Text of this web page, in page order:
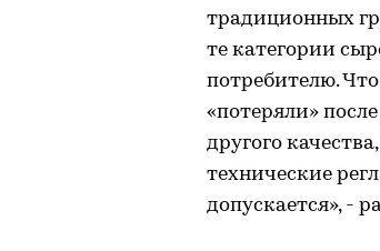
традиционных
те категории
потребителю.
«потеряли»
другого
технические
допускается», -